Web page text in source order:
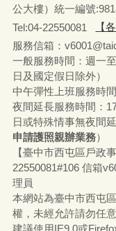
公大樓）統一編號
Tel:04-22550081
【
服務信箱：
一般服務時間：週一
日及國定假日除外）
中午彈性上班服務時
夜間延長服務時間：
日或特殊情事無夜間
申請護照親辦業務）
【臺中市西屯區戶政
22550081#106 信箱
理員
本網站為臺中市西屯
權，未經允許請勿任
建議使用IE9.0或